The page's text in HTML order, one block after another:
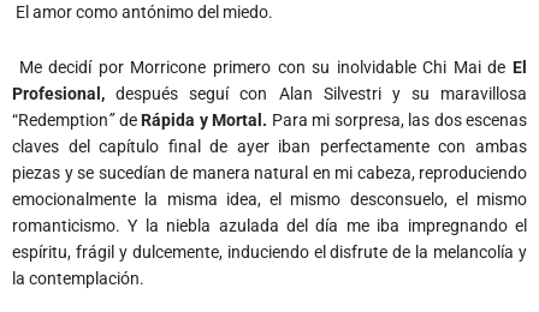
El amor como antónimo del miedo.
Me decidí por Morricone primero con su inolvidable Chi Mai de El
Profesional,después seguí con Alan Silvestri y su maravillosa
“Redemption”deRápida y Mortal. Para mi sorpresa, las dos escenas
claves del capítulo final de ayer iban perfectamente con ambas
piezas y se sucedían de manera natural en mi cabeza, reproduciendo
emocionalmente la misma idea, el mismo desconsuelo, el mismo
romanticismo. Y la niebla azulada del día me iba impregnando el
espíritu, frágil y dulcemente, induciendo el disfrute de la melancolía y
la contemplación.